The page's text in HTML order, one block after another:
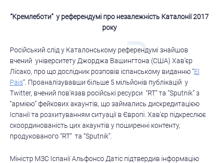
“Кремлеботи” у референдумі про незалежність Каталонії 2017
року
Російський слід у Каталонському референдумі знайшов
вчений університету Джорджа Вашингтона (США) Хав’єр
Лісако, про що дослідник розповів іспанському виданню “El
Pais“. Проаналізувавши більше 5 мільйонів публікацій у
Twitter, вчений пов’язав російські ресурси “RT” та “Sputnik” з
“армією” фейкових акаунтів, що займались дискредитацією
Іспанії та розхитуванням ситуації в Європі. Хав’єр підкреслює
скоординованість цих акаунтів у поширенні контенту,
продукованого “RT” та “Sputnik”.
Міністр МЗС Іспанії Альфонсо Датіс підтвердив інформацію